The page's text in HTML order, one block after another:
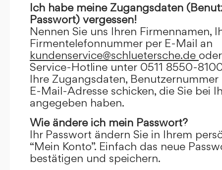
Ich habe meine Zugangsdaten
Passwort) vergessen!
Nennen Sie uns Ihren Firmennamen,
Firmentelefonnummer per E-Mail an
kundenservice@schluetersche.de
Service-Hotline unter 0511 8550-
Ihre Zugangsdaten,
E-Mail-Adresse schicken, die Sie bei
angegeben haben.
Wie ändere ich mein Passwort?
Ihr Passwort ändern Sie in Ihrem
“Mein Konto”. Einfach das neue
bestätigen und speichern.